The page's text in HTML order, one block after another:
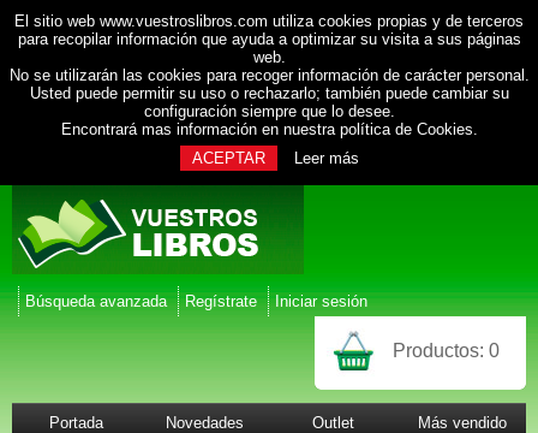
El sitio web www.vuestroslibros.com utiliza cookies propias y de terceros
para recopilar información que ayuda a optimizar su visita a sus páginas
web.
No se utilizarán las cookies para recoger información de carácter personal.
Usted puede permitir su uso o rechazarlo; también puede cambiar su
configuración siempre que lo desee.
Encontrará mas información en nuestra política de Cookies.
ACEPTAR
Leer más
Búsqueda avanzada Regístrate Iniciar sesión
Productos: 0
Portada Novedades Outlet Más vendido